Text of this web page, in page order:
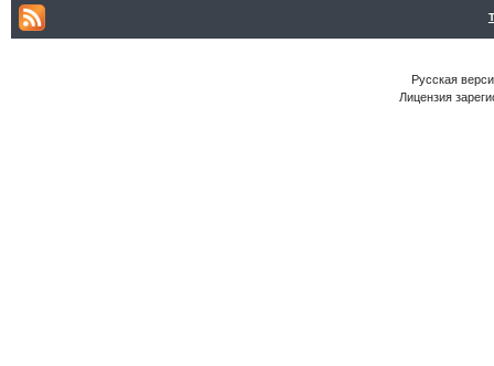
Русская
Лицензия